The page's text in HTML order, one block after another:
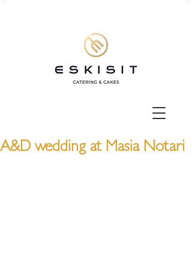
A&D wedding at Masia Notari